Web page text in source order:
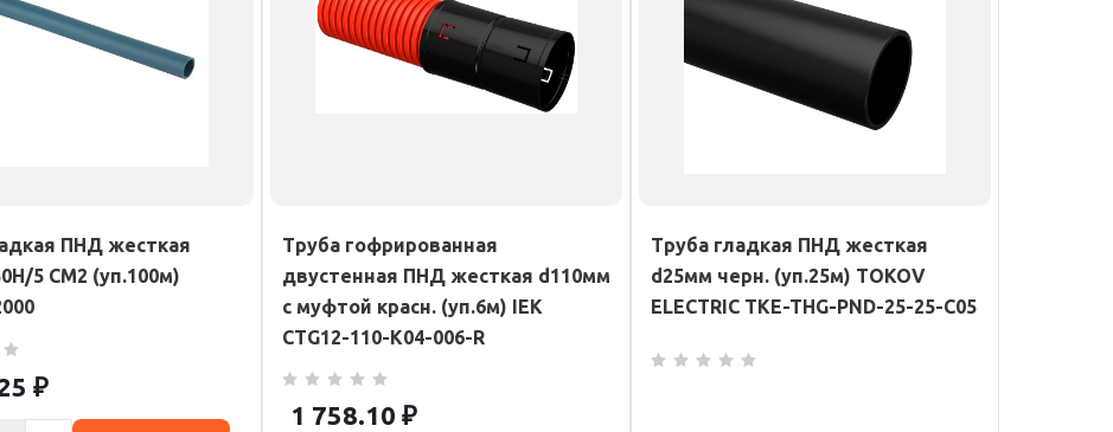
ПНД жесткая
5 СМ2 (уп.100м)
₽
Труба гофрированная
двустенная ПНД жесткая d110мм
с муфтой красн. (уп.6м) IEK
CTG12-110-K04-006-R
1 758.10 ₽
Труба гладкая ПНД жесткая
d25мм черн. (уп.25м) TOKOV
ELECTRIC TKE-THG-PND-25-25-C05